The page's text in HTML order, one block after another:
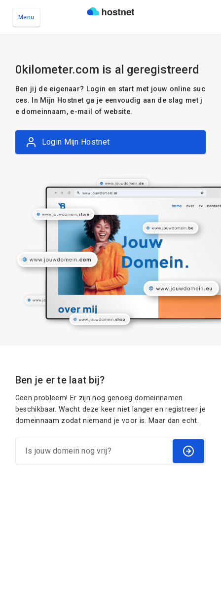
Menu
0kilometer.com is al geregistreerd
Ben jij de eigenaar? Login en start met jouw online suc
ces. In Mijn Hostnet ga je eenvoudig aan de slag met j
e domeinnaam, e-mail of website.
Login Mijn Hostnet
Ben je er te laat bij?
Geen probleem! Er zijn nog genoeg domeinnamen
beschikbaar. Wacht deze keer niet langer en registreer je
domeinnaam zodat niemand je voor is. Maar dan echt.